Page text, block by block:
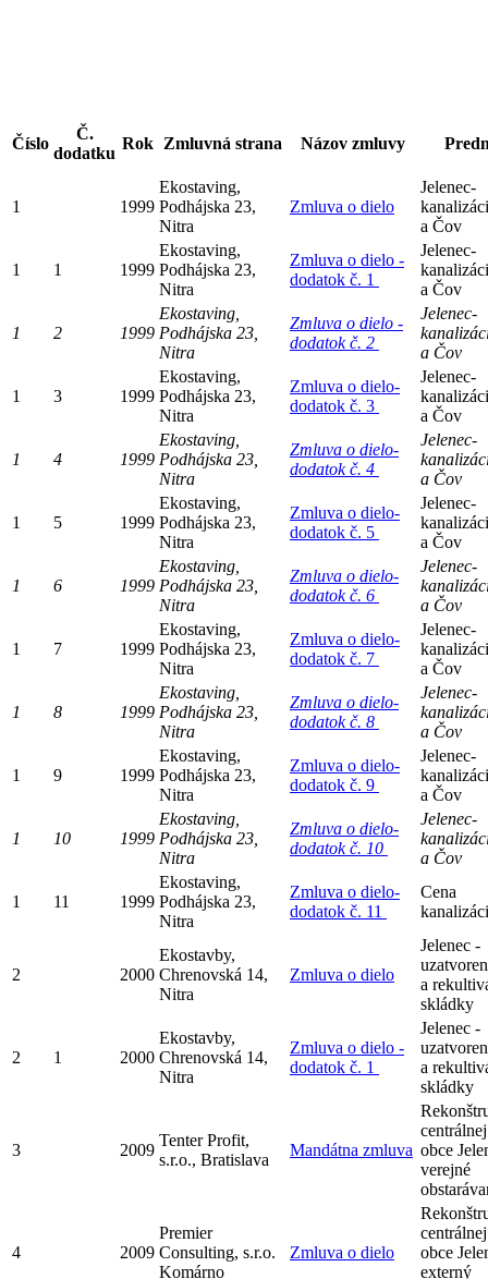
Číslo
Č.
dodatku
Rok Zmluvná strana Názov zmluvy
1 1999
Ekostaving,
Podhájska 23,
Nitra
Zmluva o dielo
Jelenec-
a Čov
1 1 1999
Ekostaving,
Podhájska 23,
Nitra
Zmluva o dielo -
dodatok č. 1
Jelenec-
a Čov
1 2 1999
Ekostaving,
Podhájska 23,
Nitra
Zmluva o dielo -
dodatok č. 2
Jelenec-
a Čov
1 3 1999
Ekostaving,
Podhájska 23,
Nitra
Zmluva o dielo-
dodatok č. 3
Jelenec-
a Čov
1 4 1999
Ekostaving,
Podhájska 23,
Nitra
Zmluva o dielo-
dodatok č. 4
Jelenec-
a Čov
1 5 1999
Ekostaving,
Podhájska 23,
Nitra
Zmluva o dielo-
dodatok č. 5
Jelenec-
a Čov
1 6 1999
Ekostaving,
Podhájska 23,
Nitra
Zmluva o dielo-
dodatok č. 6
Jelenec-
a Čov
1 7 1999
Ekostaving,
Podhájska 23,
Nitra
Zmluva o dielo-
dodatok č. 7
Jelenec-
a Čov
1 8 1999
Ekostaving,
Podhájska 23,
Nitra
Zmluva o dielo-
dodatok č. 8
Jelenec-
a Čov
1 9 1999
Ekostaving,
Podhájska 23,
Nitra
Zmluva o dielo-
dodatok č. 9
Jelenec-
a Čov
1 10 1999
Ekostaving,
Podhájska 23,
Nitra
Zmluva o dielo-
dodatok č. 10
Jelenec-
a Čov
1 11 1999
Ekostaving,
Podhájska 23,
Nitra
Zmluva o dielo-
dodatok č. 11
Cena
2 2000
Ekostavby,
Chrenovská 14,
Nitra
Zmluva o dielo
Jelenec -
a
skládky
2 1 2000
Ekostavby,
Chrenovská 14,
Nitra
Zmluva o dielo -
dodatok č. 1
Jelenec -
a
skládky
3 2009
Tenter Profit,
s.r.o., Bratislava
Mandátna zmluva obce
verejné
4 2009
Premier
Consulting, s.r.o.
Komárno
Zmluva o dielo
obce
externý